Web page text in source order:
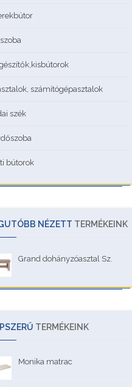
számítógépasztalok
szék
bútorok
NÉZETT TERMÉKEINK
Grand dohányzóasztal Sz.
TERMÉKEINK
Monika matrac